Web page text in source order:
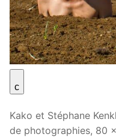
c
Kako et Stéphane
de photographies, 80